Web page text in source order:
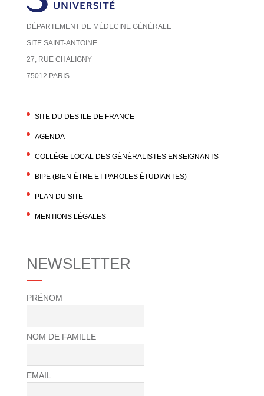
DÉPARTEMENT DE MÉDECINE GÉNÉRALE
SITE SAINT-ANTOINE
27, RUE CHALIGNY
75012 PARIS
SITE DU DES ILE DE FRANCE
AGENDA
COLLÈGE LOCAL DES GÉNÉRALISTES ENSEIGNANTS
BIPE (BIEN-ÊTRE ET PAROLES ÉTUDIANTES)
PLAN DU SITE
MENTIONS LÉGALES
NEWSLETTER
PRÉNOM
NOM DE FAMILLE
EMAIL